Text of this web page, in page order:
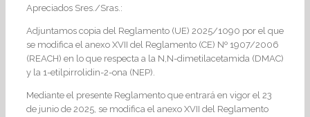
Apreciados Sres./Sras.:
Adjuntamos copia del Reglamento (UE) 2025/1090 por el que
se modifica el anexo XVII del Reglamento (CE) Nº 1907/2006
(REACH) en lo que respecta a la N,N-dimetilacetamida (DMAC)
y la 1-etilpirrolidin-2-ona (NEP).
Mediante el presente Reglamento que entrará en vigor el 23
de junio de 2025, se modifica el anexo XVII del Reglamento